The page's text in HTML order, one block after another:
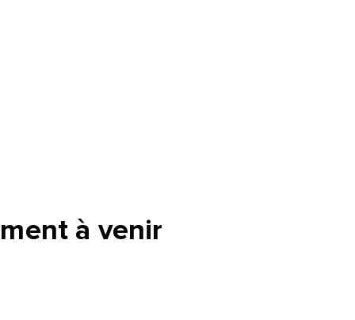
à venir